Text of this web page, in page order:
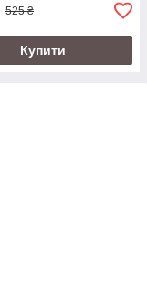
525 ₴
Купити